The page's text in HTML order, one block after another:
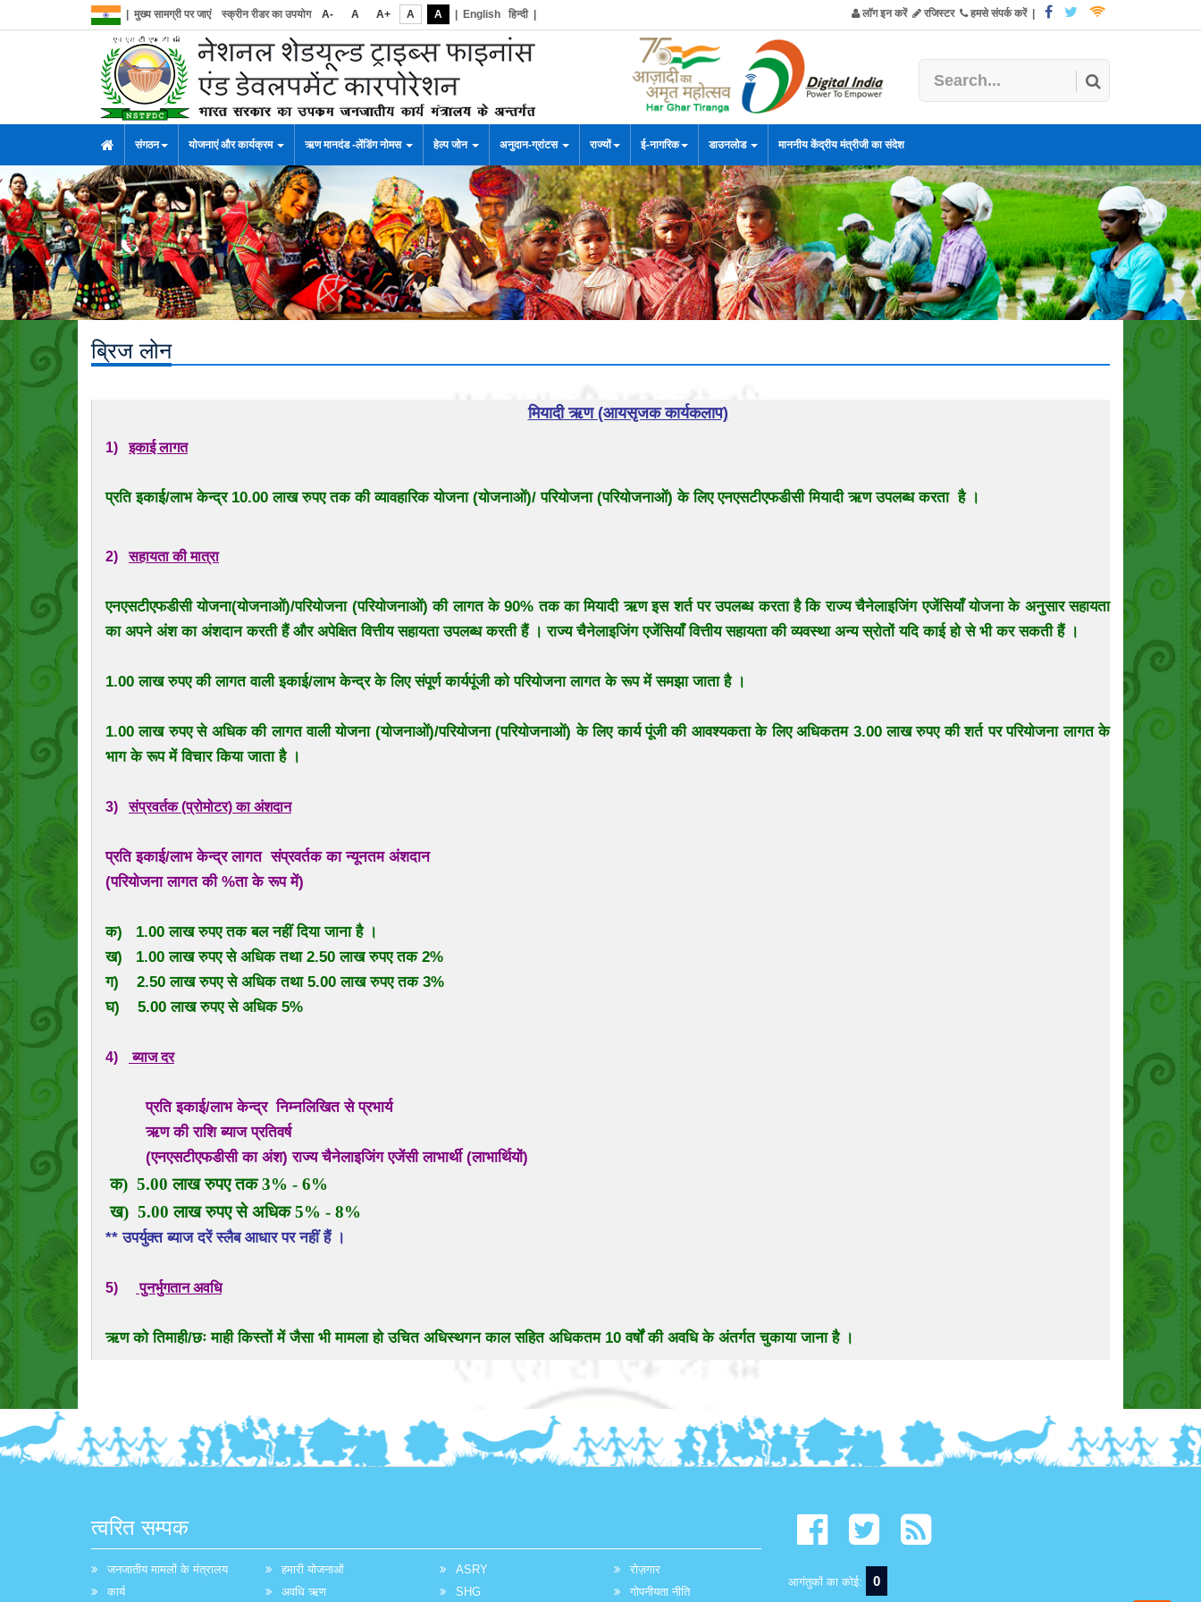
मुख्य सामग्री पर जाएं स्क्रीन रीडर का उपयोग A- A A+ A A English हिन्दी| लॉग इन करें रजिस्टर हमसे संपर्क करें|
संगठन योजनाएं और कार्यक्रम ऋण मानदंड -लेंडिंग नोमस हेल्प जोन अनुदान-ग्रांटस राज्यों ई-नागरिक डाउनलोड माननीय केंद्रीय मंत्रीजी का संदेश
ब्रिज लोन
मियादी ऋण (आयसृजक कार्यकलाप)
1)इकाई लागत
प्रति इकाई/लाभ केन्द्र 10.00 लाख रुपए तक की व्यावहारिक योजना (योजनाओं)/ परियोजना (परियोजनाओं) के लिए एनएसटीएफडीसी मियादी ऋण उपलब्ध करता है ।
2)सहायता की मात्रा
एनएसटीएफडीसी योजना(योजनाओं)/परियोजना (परियोजनाओं) की लागत के 90% तक का मियादी ऋण इस शर्त पर उपलब्ध करता है कि राज्य चैनेलाइजिंग एजेंसियाँ योजना के अनुसार सहायता
का अपने अंश का अंशदान करती हैं और अपेक्षित वित्तीय सहायता उपलब्ध करती हैं । राज्य चैनेलाइजिंग एजेंसियाँ वित्तीय सहायता की व्यवस्था अन्य स्रोतों यदि काई हो से भी कर सकती हैं ।
1.00 लाख रुपए की लागत वाली इकाई/लाभ केन्द्र के लिए संपूर्ण कार्यपूंजी को परियोजना लागत के रूप में समझा जाता है ।
1.00 लाख रुपए से अधिक की लागत वाली योजना (योजनाओं)/परियोजना (परियोजनाओं) के लिए कार्य पूंजी की आवश्यकता के लिए अधिकतम 3.00 लाख रुपए की शर्त पर परियोजना लागत के
भाग के रूप में विचार किया जाता है ।
3)संप्रवर्तक (प्रोमोटर) का अंशदान
प्रति इकाई/लाभ केन्द्र लागत संप्रवर्तक का न्यूनतम अंशदान
(परियोजना लागत की %ता के रूप में)
क) 1.00 लाख रुपए तक बल नहीं दिया जाना है ।
ख) 1.00 लाख रुपए से अधिक तथा 2.50 लाख रुपए तक 2%
ग) 2.50 लाख रुपए से अधिक तथा 5.00 लाख रुपए तक 3%
घ) 5.00 लाख रुपए से अधिक 5%
4) ब्याज दर
प्रति इकाई/लाभ केन्द्र निम्नलिखित से प्रभार्य
ऋण की राशि ब्याज प्रतिवर्ष
(एनएसटीएफडीसी का अंश) राज्य चैनेलाइजिंग एजेंसी लाभार्थी (लाभार्थियों)
क) 5.00 लाख रुपए तक 3% - 6%
ख) 5.00 लाख रुपए से अधिक 5% - 8%
** उपर्युक्त ब्याज दरें स्लैब आधार पर नहीं हैं ।
5) पुनर्भुगतान अवधि
ऋण को तिमाही/छः माही किस्तों में जैसा भी मामला हो उचित अधिस्थगन काल सहित अधिकतम 10 वर्षों की अवधि के अंतर्गत चुकाया जाना है ।
त्वरित सम्पक
जनजातीय मामलों के मंत्रालय
कार्य
हमारी योजनाओं
अवधि ऋण
ASRY
SHG
रोज़गार
गोपनीयता नीति
आगंतुकों का कोई: 0